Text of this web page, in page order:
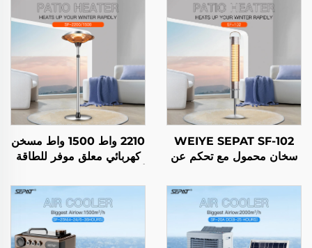
WEIYE SEPAT SF-102
سخان محمول مع تحكم عن
للداخل والخارج مع حامل
IP65
2210 واط 1500 واط مسخن
كهربائي معلق موفر للطاقة
تحكم ذكي عن بُعد تصنيف
الحماية من الغبار والماء
IP44